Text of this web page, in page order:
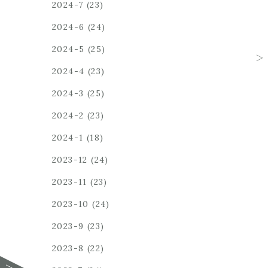
2024-7 (23)
2024-6 (24)
2024-5 (25)
2024-4 (23)
2024-3 (25)
2024-2 (23)
2024-1 (18)
2023-12 (24)
2023-11 (23)
2023-10 (24)
2023-9 (23)
2023-8 (22)